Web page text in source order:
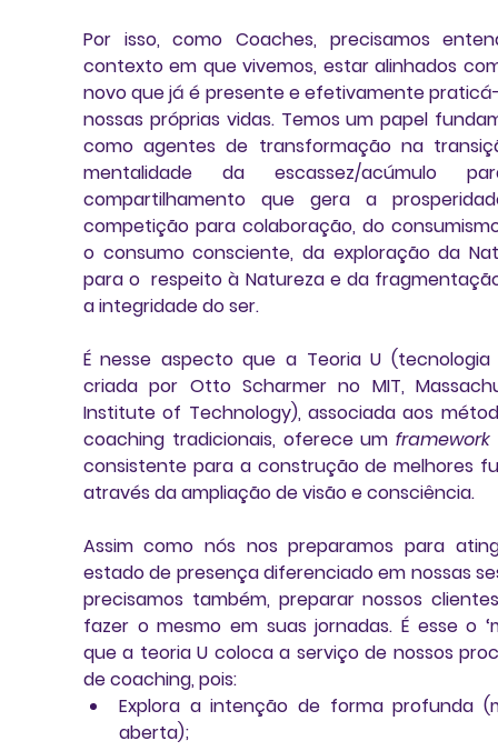
Por isso, como Coaches, precisamos
contexto em que vivemos, estar alinhados
novo que já é presente e efetivamente
nossas próprias vidas. Temos um papel
como agentes de transformação na
mentalidade da escassez/acúmulo
compartilhamento que gera a
competição para colaboração, do
o consumo consciente, da exploração da
para o  respeito à Natureza e da
a integridade do ser.
É nesse aspecto que a Teoria U (tecnologia
criada por Otto Scharmer no MIT,
Institute of Technology), associada aos
coaching tradicionais, oferece um framework
através da ampliação de visão e consciência.
estado de presença diferenciado em nossas
precisamos também, preparar nossos
fazer o mesmo em suas jornadas. É esse o
que a teoria U coloca a serviço de nossos
de coaching, pois:
Explora a intenção de forma profunda
aberta);